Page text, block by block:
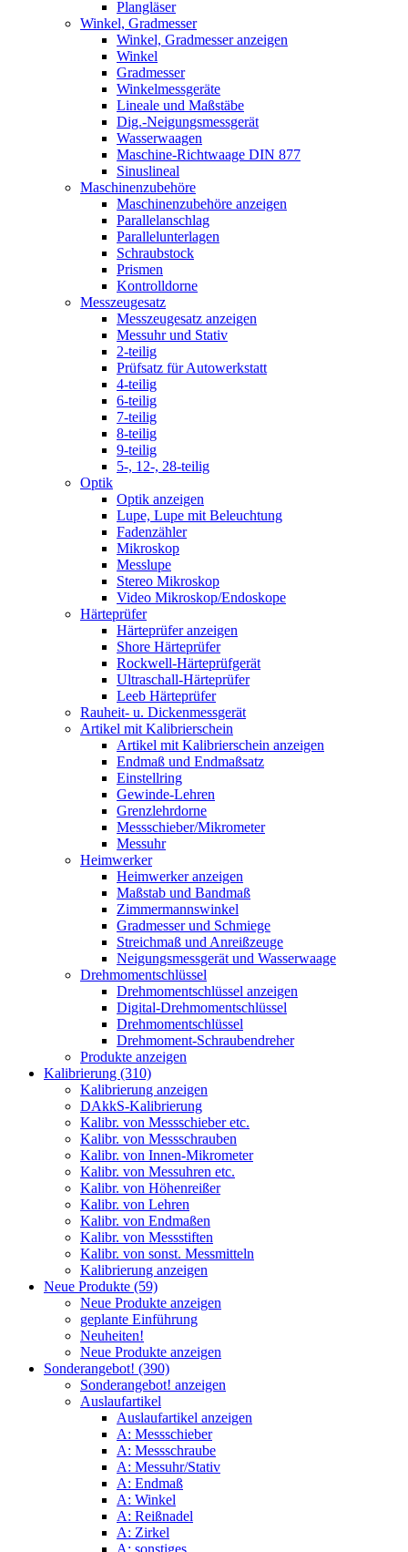
Plangläser
Winkel, Gradmesser
Winkel, Gradmesser anzeigen
Winkel
Gradmesser
Winkelmessgeräte
Lineale und Maßstäbe
Dig.-Neigungsmessgerät
Wasserwaagen
Maschine-Richtwaage DIN 877
Sinuslineal
Maschinenzubehöre
Maschinenzubehöre anzeigen
Parallelanschlag
Parallelunterlagen
Schraubstock
Prismen
Kontrolldorne
Messzeugesatz
Messzeugesatz anzeigen
Messuhr und Stativ
2-teilig
Prüfsatz für Autowerkstatt
4-teilig
6-teilig
7-teilig
8-teilig
9-teilig
5-, 12-, 28-teilig
Optik
Optik anzeigen
Lupe, Lupe mit Beleuchtung
Fadenzähler
Mikroskop
Messlupe
Stereo Mikroskop
Video Mikroskop/Endoskope
Härteprüfer
Härteprüfer anzeigen
Shore Härteprüfer
Rockwell-Härteprüfgerät
Ultraschall-Härteprüfer
Leeb Härteprüfer
Rauheit- u. Dickenmessgerät
Artikel mit Kalibrierschein
Artikel mit Kalibrierschein anzeigen
Endmaß und Endmaßsatz
Einstellring
Gewinde-Lehren
Grenzlehrdorne
Messschieber/Mikrometer
Messuhr
Heimwerker
Heimwerker anzeigen
Maßstab und Bandmaß
Zimmermannswinkel
Gradmesser und Schmiege
Streichmaß und Anreißzeuge
Neigungsmessgerät und Wasserwaage
Drehmomentschlüssel
Drehmomentschlüssel anzeigen
Digital-Drehmomentschlüssel
Drehmomentschlüssel
Drehmoment-Schraubendreher
Produkte anzeigen
Kalibrierung (310)
Kalibrierung anzeigen
DAkkS-Kalibrierung
Kalibr. von Messschieber etc.
Kalibr. von Messschrauben
Kalibr. von Innen-Mikrometer
Kalibr. von Messuhren etc.
Kalibr. von Höhenreißer
Kalibr. von Lehren
Kalibr. von Endmaßen
Kalibr. von Messstiften
Kalibr. von sonst. Messmitteln
Kalibrierung anzeigen
Neue Produkte (59)
Neue Produkte anzeigen
geplante Einführung
Neuheiten!
Neue Produkte anzeigen
Sonderangebot! (390)
Sonderangebot! anzeigen
Auslaufartikel
Auslaufartikel anzeigen
A: Messschieber
A: Messschraube
A: Messuhr/Stativ
A: Endmaß
A: Winkel
A: Reißnadel
A: Zirkel
A: sonstiges